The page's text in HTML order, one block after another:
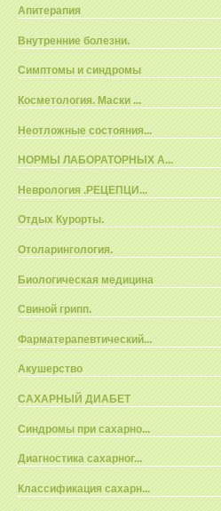
Апитерапия
Внутренние болезни.
Симптомы и синдромы
Косметология. Маски ...
Неотложные состояния...
НОРМЫ ЛАБОРАТОРНЫХ А...
Неврология .РЕЦЕПЦИ...
Отдых Курорты.
Отоларингология.
Биологическая медицина
Свиной грипп.
Фарматерапевтический...
Акушерство
САХАРНЫЙ ДИАБЕТ
Синдромы при сахарно...
Диагностика сахарног...
Классификация сахарн...